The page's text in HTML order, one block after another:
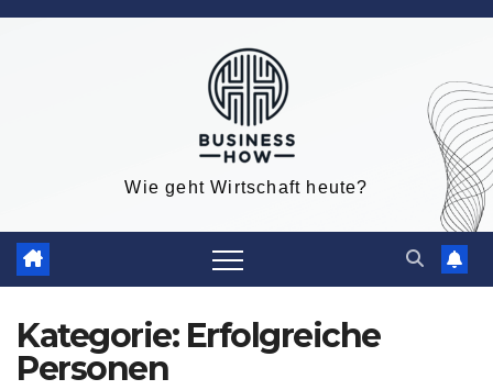
Zum
Wie geht Wirtschaft heute?
Kategorie: Erfolgreiche
Personen